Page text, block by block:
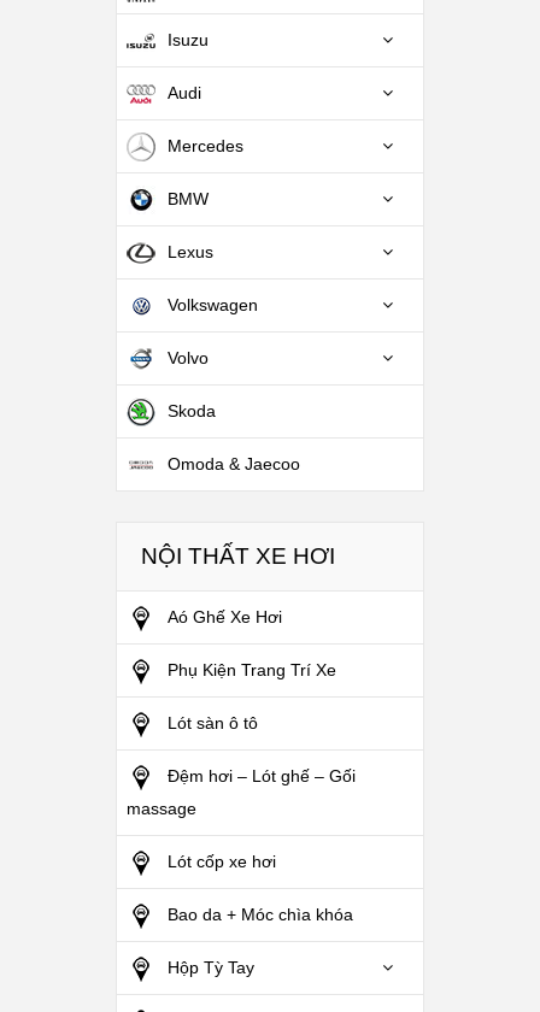
Isuzu
Audi
Mercedes
BMW
Lexus
Volkswagen
Volvo
Skoda
Omoda & Jaecoo
NỘI THẤT XE HƠI
Aó Ghế Xe Hơi
Phụ Kiện Trang Trí Xe
Lót sàn ô tô
Đệm hơi – Lót ghế – Gối
massage
Lót cốp xe hơi
Bao da + Móc chìa khóa
Hộp Tỳ Tay